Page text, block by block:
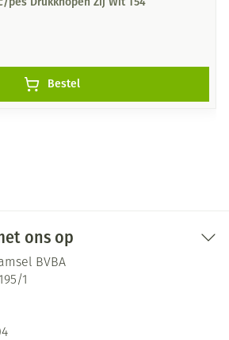
Bestel
ons op
BVBA
1